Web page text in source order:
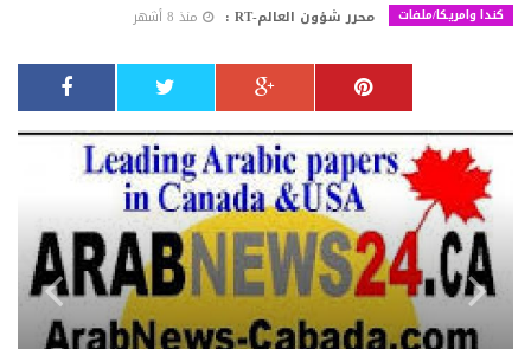
كندا وامريكا/ملفات محرر شؤون العالم-RT : منذ 8 أشهر